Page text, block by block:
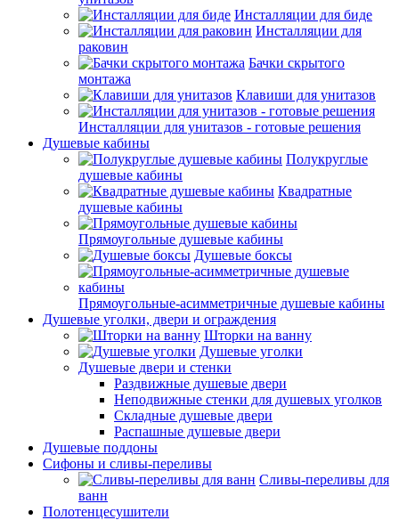
Инсталляции для биде
Инсталляции для
раковин
Бачки скрытого
монтажа
Клавиши для унитазов
Инсталляции для унитазов - готовые решения
Душевые кабины
Полукруглые
душевые кабины
Квадратные
душевые кабины
Прямоугольные душевые кабины
Душевые боксы
Прямоугольные-асимметричные душевые кабины
Душевые уголки, двери и ограждения
Шторки на ванну
Душевые уголки
Душевые двери и стенки
Раздвижные душевые двери
Неподвижные стенки для душевых уголков
Складные душевые двери
Распашные душевые двери
Душевые поддоны
Сифоны и сливы-переливы
Сливы-переливы для
ванн
Полотенцесушители